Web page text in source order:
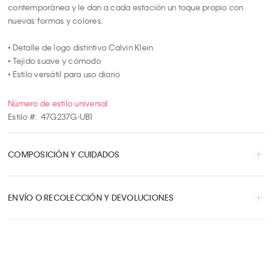
10
contemporánea y le dan a cada estación un toque propio con
nuevas formas y colores.
• Detalle de logo distintivo Calvin Klein
• Tejido suave y cómodo
• Estilo versátil para uso diario
Número de estilo universal
Estilo #: 47G237G-UB1
COMPOSICIÓN Y CUIDADOS
ENVÍO O RECOLECCIÓN Y DEVOLUCIONES